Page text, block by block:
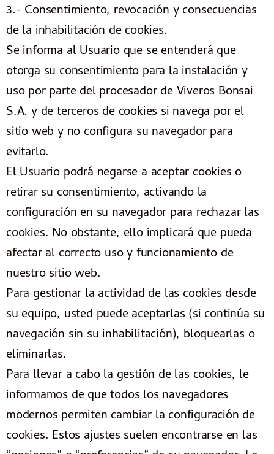
3.- Consentimiento, revocación y consecuencias
de la inhabilitación de cookies.
Se informa al Usuario que se entenderá que
otorga su consentimiento para la instalación y
uso por parte del procesador de Viveros Bonsai
S.A. y de terceros de cookies si navega por el
sitio web y no configura su navegador para
evitarlo.
El Usuario podrá negarse a aceptar cookies o
retirar su consentimiento, activando la
configuración en su navegador para rechazar las
cookies. No obstante, ello implicará que pueda
afectar al correcto uso y funcionamiento de
nuestro sitio web.
Para gestionar la actividad de las cookies desde
su equipo, usted puede aceptarlas (si continúa su
navegación sin su inhabilitación), bloquearlas o
eliminarlas.
Para llevar a cabo la gestión de las cookies, le
informamos de que todos los navegadores
modernos permiten cambiar la configuración de
cookies. Estos ajustes suelen encontrarse en las